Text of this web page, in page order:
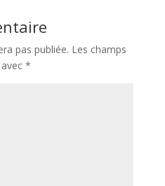
pas publiée. Les champs
*